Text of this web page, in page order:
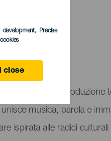
development, Precise
close
"Ángaro", una produzione
musica, parola e
ispirata alle radici culturali